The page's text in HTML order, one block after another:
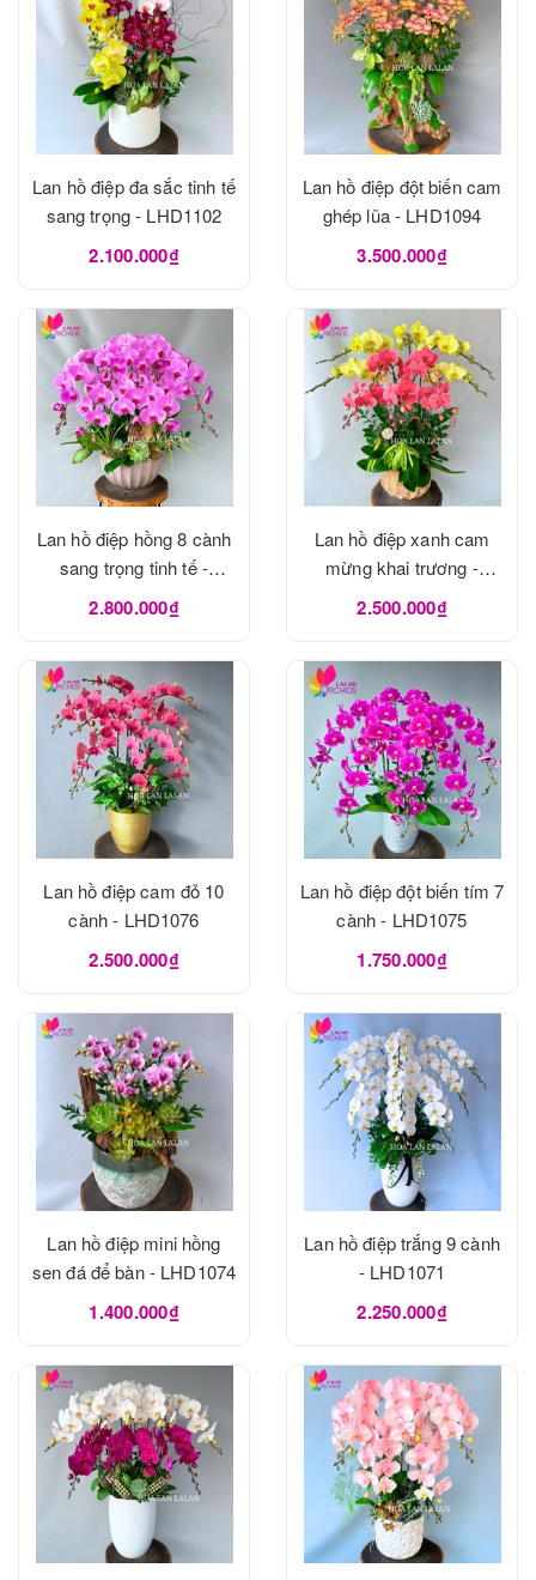
Lan hồ điệp đa sắc tinh tế
sang trọng - LHD1102
2.100.000₫
Lan hồ điệp đột biến cam
ghép lũa - LHD1094
3.500.000₫
Lan hồ điệp hồng 8 cành
sang trọng tinh tế -
LHD1093
2.800.000₫
Lan hồ điệp xanh cam
mừng khai trương -
LHD1082
2.500.000₫
Lan hồ điệp cam đỏ 10
cành - LHD1076
2.500.000₫
Lan hồ điệp đột biến tím 7
cành - LHD1075
1.750.000₫
Lan hồ điệp mini hồng
sen đá để bàn - LHD1074
1.400.000₫
Lan hồ điệp trắng 9 cành
- LHD1071
2.250.000₫